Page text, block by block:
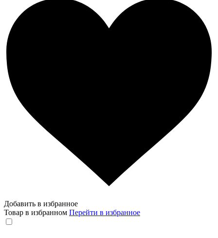
Добавить в избранное
Товар в избранном Перейти в избранное